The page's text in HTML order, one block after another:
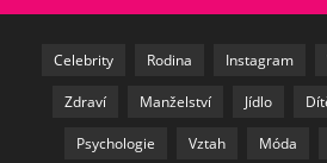
Celebrity Rodina Instagram
Zdraví Manželství Jídlo
Psychologie Vztah Móda